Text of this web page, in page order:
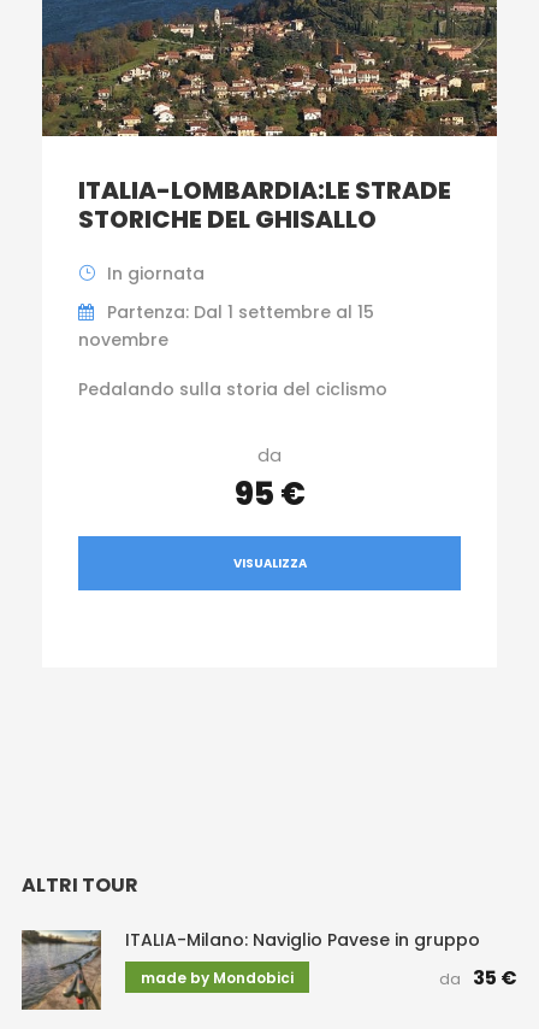
ITALIA-LOMBARDIA:LE STRADE
STORICHE DEL GHISALLO
In giornata
Partenza: Dal 1 settembre al 15
novembre
Pedalando sulla storia del ciclismo
da
95 €
VISUALIZZA
ALTRI TOUR
ITALIA-Milano: Naviglio Pavese in gruppo
made by Mondobici da 35 €